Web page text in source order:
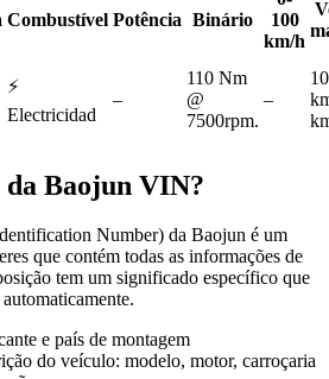
Combustível Potência Binário
100
km/h
⚡
Electricidad
–
110 Nm
@
7500rpm.
–
Baojun VIN?
Number) da Baojun é um
que contém todas as informações de
tem um significado específico que
e país de montagem
do veículo: modelo, motor, carroçaria